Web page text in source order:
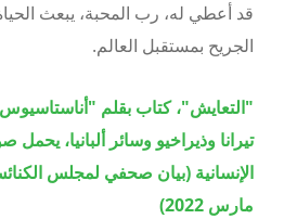
قد أعطي له، رب المحبة، يبعث
الجريح بمستقبل العالم.
"التعايش"، كتاب بقلم
تيرانا وذيراخيو وسائر ألبانيا، يحمل
الإنسانية (بيان صحفي لمجلس
مارس 2022
)